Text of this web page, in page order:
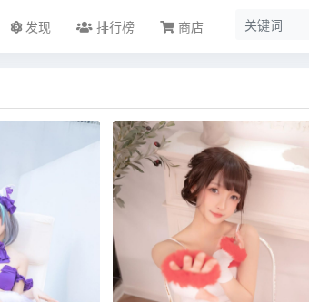
发现 排行榜 商店